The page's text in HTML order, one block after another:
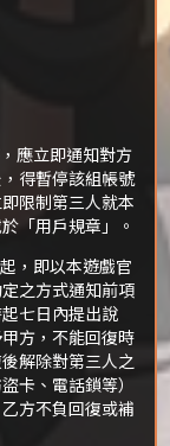
應立即通知對方
得暫停該組帳號
限制第三人就本
「用戶規章」。
，即以本遊戲官
之方式通知前項
七日內提出說
方，不能回復時
解除對第三人之
卡、電話鎖等）
方不負回復或補